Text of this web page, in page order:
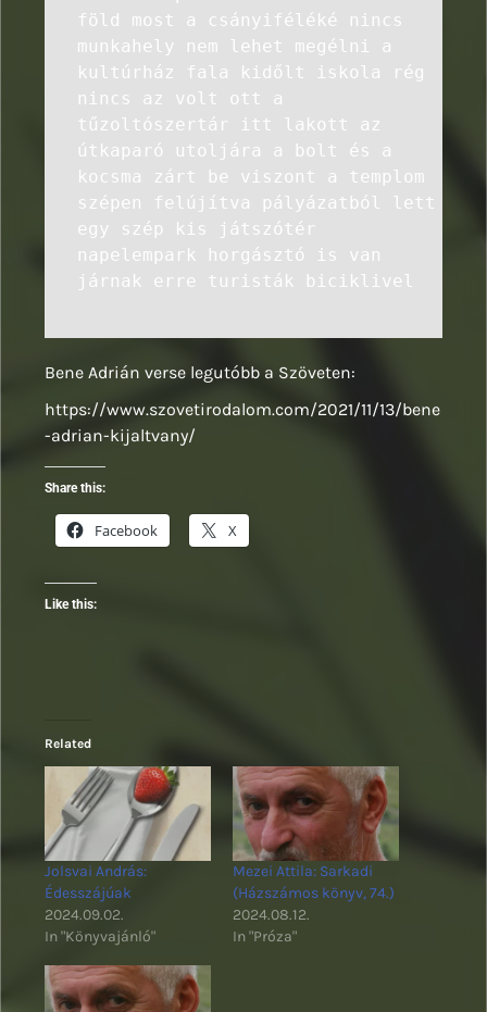
föld most a csányiféléké nincs
munkahely nem lehet megélni a
kultúrház fala kidőlt iskola rég
nincs az volt ott a
tűzoltószertár itt lakott az
útkaparó utoljára a bolt és a
kocsma zárt be viszont a templom
szépen felújítva pályázatból lett
egy szép kis játszótér
napelempark horgásztó is van
járnak erre turisták biciklivel
Bene Adrián verse legutóbb a Szöveten:
https://www.szovetirodalom.com/2021/11/13/bene
-adrian-kijaltvany/
Share this:
Facebook X
Like this:
Related
Jolsvai András:
Édesszájúak
2024.09.02.
In "Könyvajánló"
Mezei Attila: Sarkadi
(Házszámos könyv, 74.)
2024.08.12.
In "Próza"